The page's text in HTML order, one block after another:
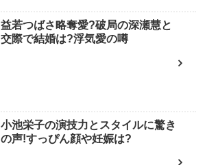
益若つばさ略奪愛?破局の深瀬慧と
交際で結婚は?浮気愛の噂
小池栄子の演技力とスタイルに驚き
の声!すっぴん顔や妊娠は?